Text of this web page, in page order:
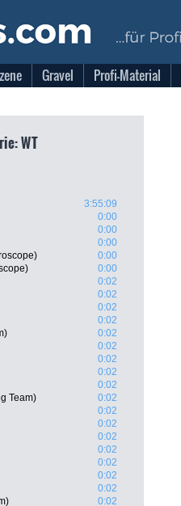
Gravel Profi-Material
WT
3:55:09
0:00
0:00
0:00
0:00
0:00
0:02
0:02
0:02
0:02
0:02
0:02
0:02
0:02
0:02
Team)
0:02
0:02
0:02
0:02
0:02
0:02
0:02
0:02
0:02